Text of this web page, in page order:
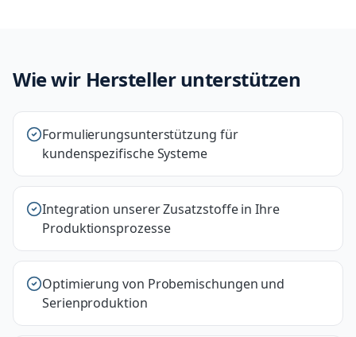
Wie wir Hersteller unterstützen
Formulierungsunterstützung für
kundenspezifische Systeme
Integration unserer Zusatzstoffe in Ihre
Produktionsprozesse
Optimierung von Probemischungen und
Serienproduktion